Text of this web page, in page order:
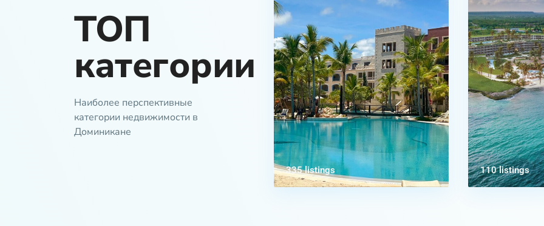
ТОП
категории
Наиболее перспективные
категории недвижимости в
Доминикане
335 listings 110 listings